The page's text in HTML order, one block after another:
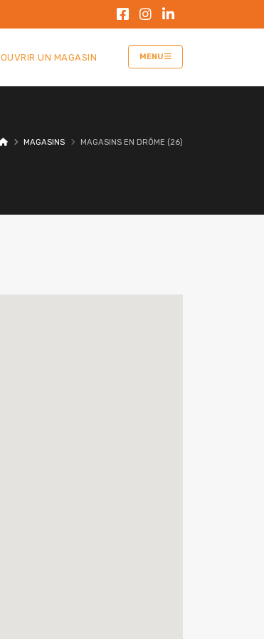
OUVRIR UN MAGASIN MENU
MAGASINS MAGASINS EN DRÔME (26)